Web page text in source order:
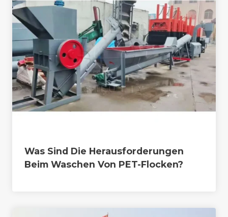
Was Sind Die Herausforderungen
Beim Waschen Von PET-Flocken?